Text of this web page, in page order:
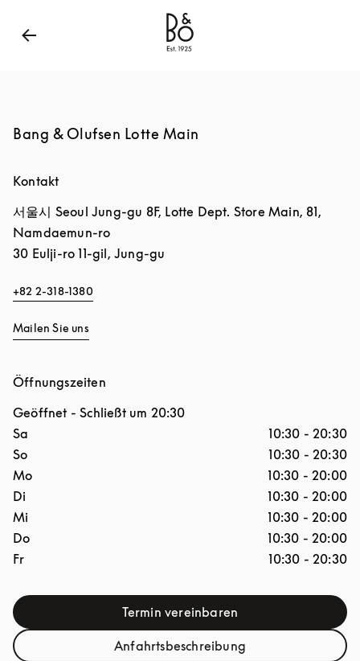
Bang & Olufsen - Exist to Create
Bang & Olufsen Lotte Main
Kontakt
서울시 Seoul Jung-gu 8F, Lotte Dept. Store Main, 81,
Namdaemun-ro
30 Eulji-ro 11-gil, Jung-gu
+82 2-318-1380
Mailen Sie uns
Öffnungszeiten
Geöffnet - Schließt um 20:30
Wochentag
Sa 10:30 - 20:30
So
10:30 - 20:30
Mo
10:30 - 20:00
Di
10:30 - 20:00
Mi
10:30 - 20:00
Do
10:30 - 20:00
Fr
10:30 - 20:30
Termin vereinbarenLink Opens in New Tab
AnfahrtsbeschreibungLink Opens in New Tab